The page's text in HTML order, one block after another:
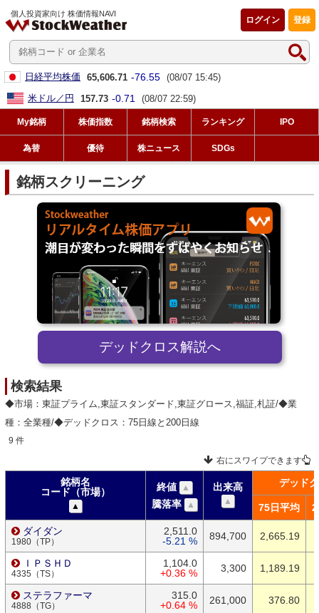
個人投資家向け 株価情報NAVI
登録
ログイン
日経平均株価 65,606.71 -76.55 (08/07 15:45)
米ドル／円
157.73 -0.71 (08/07 22:59)
My銘柄 株価指数 銘柄検索 ランキング IPO
為替 優待 株ニュース SDGs
銘柄スクリーニング
デッドクロス解説へ
検索結果
◆市場：東証プライム,東証スタンダード,東証グロース,福証,札証/◆業
種：全業種/◆デッドクロス：75日線と200日線
9 件
右にスワイプできます
銘柄名
コード（市場）
▲
終値 ▲
騰落率 ▲
出来高
▲
デッド
75日平均
ダイダン
1980（TP）
2,511.0
-5.21 %
894,700 2,665.19
ＩＰＳＨＤ
4335（TS）
1,104.0
+0.36 %
3,300 1,189.19
ステラファーマ
4888（TG）
315.0
+0.64 %
261,000 376.80